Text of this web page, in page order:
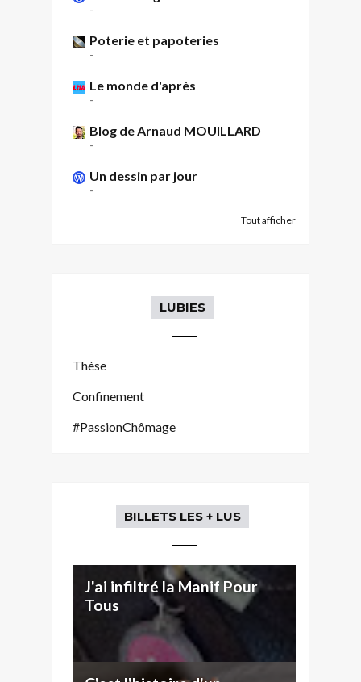
-
Poterie et papoteries
-
Le monde d'après
-
Blog de Arnaud MOUILLARD
-
Un dessin par jour
-
Tout afficher
LUBIES
Thèse
Confinement
#PassionChômage
BILLETS LES + LUS
J'ai infiltré la Manif Pour
Tous